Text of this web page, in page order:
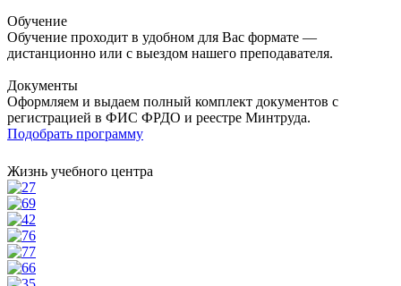
Обучение
Обучение проходит в удобном для Вас формате —
дистанционно или с выездом нашего преподавателя.
Документы
Оформляем и выдаем полный комплект документов с
регистрацией в ФИС ФРДО и реестре Минтруда.
Подобрать программу
Жизнь учебного центра